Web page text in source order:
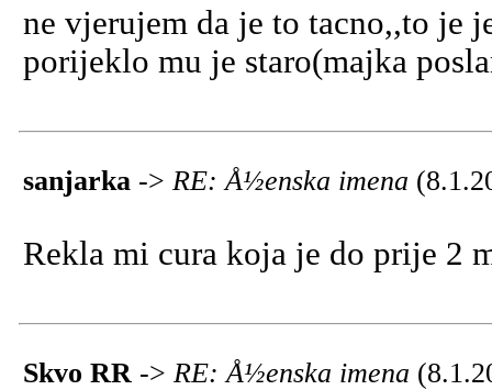
ne vjerujem da je to tacno,,to je
porijeklo mu je staro(majka
sanjarka -> RE: Å½enska imena
Rekla mi cura koja je do prije 2
Skvo RR -> RE: Å½enska imena